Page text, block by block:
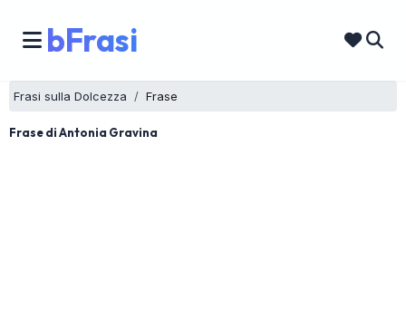
bFrasi
Frasi sulla Dolcezza Frase
Frase di Antonia Gravina